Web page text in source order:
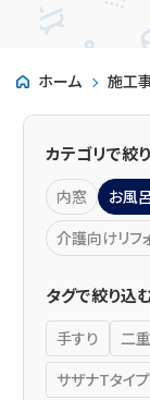
ホーム 施工
カテゴリで絞
内窓 お風
介護向けリフ
タグで絞り込
手すり 二
サザナTタイプ